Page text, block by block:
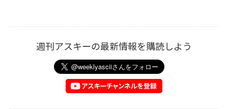
週刊アスキーの最新情報を購読しよう